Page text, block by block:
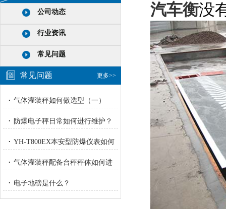
公司动态
行业资讯
常见问题
更多>>
常见问题
· 气体灌装秤如何做选型（一）
· 防爆电子秤日常如何进行维护？
· YH-T800EX本安型防爆仪表如何
进行校正？
· 气体灌装秤配备台秤秤体如何进
行重量校正标定？
· 电子地磅是什么？
汽车衡没